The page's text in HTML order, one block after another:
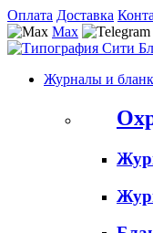
Оплата Доставка
Max
Журналы и